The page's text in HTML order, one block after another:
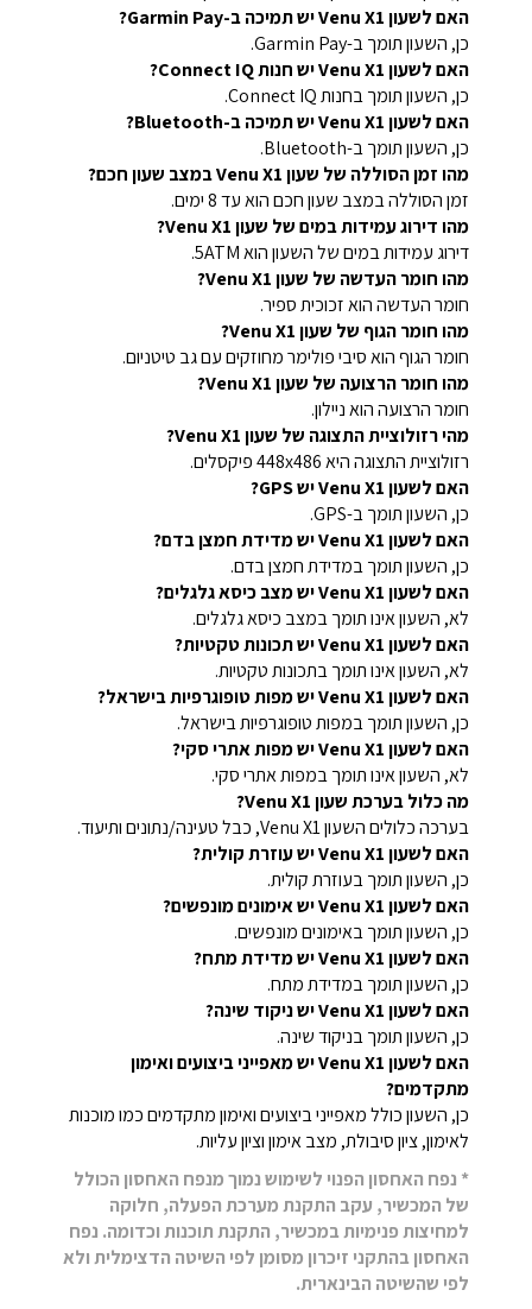
האם לשעון Venu X1 יש תמיכה ב-Garmin Pay?
כן, השעון תומך ב-Garmin Pay.
האם לשעון Venu X1 יש חנות Connect IQ?
כן, השעון תומך בחנות Connect IQ.
האם לשעון Venu X1 יש תמיכה ב-Bluetooth?
כן, השעון תומך ב-Bluetooth.
מהו זמן הסוללה של שעון Venu X1 במצב שעון חכם?
זמן הסוללה במצב שעון חכם הוא עד 8 ימים.
מהו דירוג עמידות במים של שעון Venu X1?
דירוג עמידות במים של השעון הוא 5ATM.
מהו חומר העדשה של שעון Venu X1?
חומר העדשה הוא זכוכית ספיר.
מהו חומר הגוף של שעון Venu X1?
חומר הגוף הוא סיבי פולימר מחוזקים עם גב טיטניום.
מהו חומר הרצועה של שעון Venu X1?
חומר הרצועה הוא ניילון.
מהי רזולוציית התצוגה של שעון Venu X1?
רזולוציית התצוגה היא 448x486 פיקסלים.
האם לשעון Venu X1 יש GPS?
כן, השעון תומך ב-GPS.
האם לשעון Venu X1 יש מדידת חמצן בדם?
כן, השעון תומך במדידת חמצן בדם.
האם לשעון Venu X1 יש מצב כיסא גלגלים?
לא, השעון אינו תומך במצב כיסא גלגלים.
האם לשעון Venu X1 יש תכונות טקטיות?
לא, השעון אינו תומך בתכונות טקטיות.
האם לשעון Venu X1 יש מפות טופוגרפיות בישראל?
כן, השעון תומך במפות טופוגרפיות בישראל.
האם לשעון Venu X1 יש מפות אתרי סקי?
לא, השעון אינו תומך במפות אתרי סקי.
מה כלול בערכת שעון Venu X1?
בערכה כלולים השעון Venu X1, כבל טעינה/נתונים ותיעוד.
האם לשעון Venu X1 יש עוזרת קולית?
כן, השעון תומך בעוזרת קולית.
האם לשעון Venu X1 יש אימונים מונפשים?
כן, השעון תומך באימונים מונפשים.
האם לשעון Venu X1 יש מדידת מתח?
כן, השעון תומך במדידת מתח.
האם לשעון Venu X1 יש ניקוד שינה?
כן, השעון תומך בניקוד שינה.
האם לשעון Venu X1 יש מאפייני ביצועים ואימון
מתקדמים?
כן, השעון כולל מאפייני ביצועים ואימון מתקדמים כמו מוכנות
לאימון, ציון סיבולת, מצב אימון וציון עליות.
* נפח האחסון הפנוי לשימוש נמוך מנפח האחסון הכולל
של המכשיר, עקב התקנת מערכת הפעלה, חלוקה
למחיצות פנימיות במכשיר, התקנת תוכנות וכדומה. נפח
האחסון בהתקני זיכרון מסומן לפי השיטה הדצימלית ולא
לפי שהשיטה הבינארית.